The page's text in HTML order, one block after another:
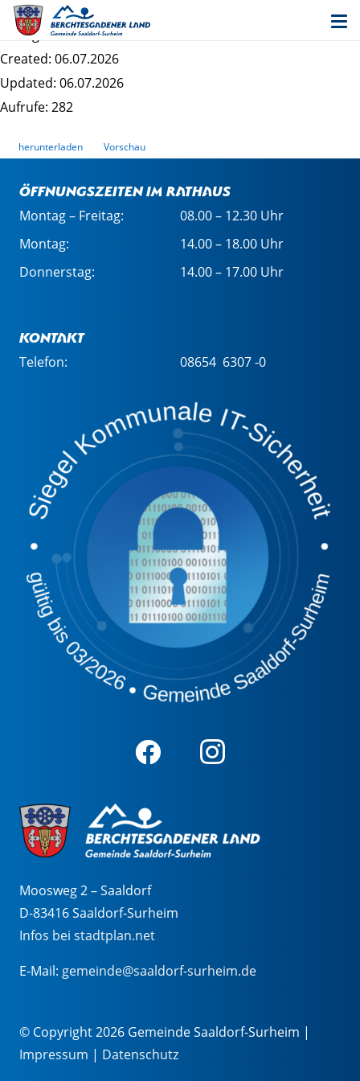
Stellenanzeige Kämmerei
Dateigrösse: 583.83 KB
Created: 06.07.2026
Updated: 06.07.2026
Aufrufe: 282
herunterladen Vorschau
Öffnungszeiten im Rathaus
Montag – Freitag:
08.00 – 12.30 Uhr
Montag:
14.00 – 18.00 Uhr
Donnerstag:
14.00 – 17.00 Uhr
Kontakt
Telefon: 08654 6307 -0
Moosweg 2 – Saaldorf
D-83416 Saaldorf-Surheim
Infos bei stadtplan.net
E-Mail: gemeinde@saaldorf-surheim.de
© Copyright 2026 Gemeinde Saaldorf-Surheim |
Impressum | Datenschutz